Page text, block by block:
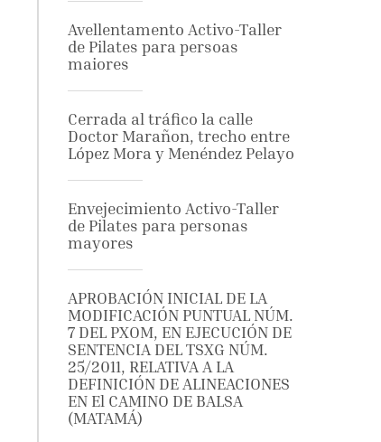
Avellentamento Activo-Taller
de Pilates para persoas
maiores
Cerrada al tráfico la calle
Doctor Marañon, trecho entre
López Mora y Menéndez Pelayo
Envejecimiento Activo-Taller
de Pilates para personas
mayores
APROBACIÓN INICIAL DE LA
MODIFICACIÓN PUNTUAL NÚM.
7 DEL PXOM, EN EJECUCIÓN DE
SENTENCIA DEL TSXG NÚM.
25/2011, RELATIVA A LA
DEFINICIÓN DE ALINEACIONES
EN El CAMINO DE BALSA
(MATAMÁ)